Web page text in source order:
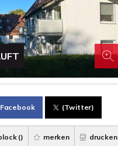
Facebook (Twitter)
() merken drucken